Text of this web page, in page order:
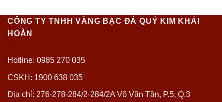
CÔNG TY TNHH VÀNG BẠC ĐÁ QUÝ KIM KHẢI
HOÀN
Hotline: 0985 270 035
CSKH: 1900 638 035
Địa chỉ: 276-278-284/2-284/2A Võ Văn Tần, P.5, Q.3